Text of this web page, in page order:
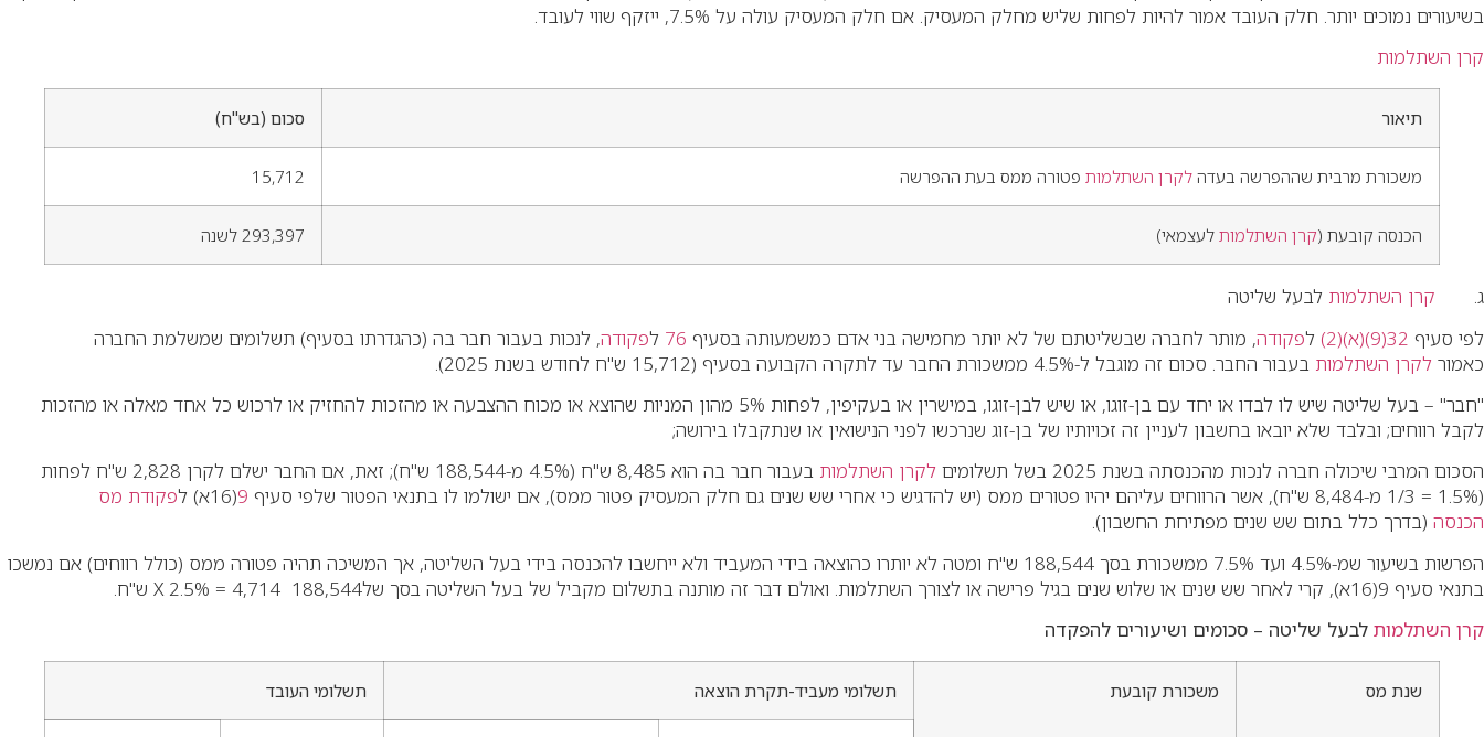
בשיעורים נמוכים יותר. חלק העובד אמור להיות לפחות שליש מחלק המעסיק. אם חלק המעסיק עולה על 7.5%, ייזקף שווי לעובד.
קרן השתלמות
תיאור סכום (בש"ח)
משכורת מרבית שההפרשה בעדה לקרן השתלמות פטורה ממס בעת ההפרשה 15,712
הכנסה קובעת (קרן השתלמות לעצמאי) 293,397 לשנה
ג. קרן השתלמות לבעל שליטה
לפי סעיף 32(9)(א)(2) לפקודה, מותר לחברה שבשליטתם של לא יותר מחמישה בני אדם כמשמעותה בסעיף 76 לפקודה, לנכות בעבור חבר בה (כהגדרתו בסעיף) תשלומים שמשלמת החברה
כאמור לקרן השתלמות בעבור החבר. סכום זה מוגבל ל-4.5% ממשכורת החבר עד לתקרה הקבועה בסעיף (15,712 ש"ח לחודש בשנת 2025).
"חבר" – בעל שליטה שיש לו לבדו או יחד עם בן-זוגו, או שיש לבן-זוגו, במישרין או בעקיפין, לפחות 5% מהון המניות שהוצא או מכוח ההצבעה או מהזכות להחזיק או לרכוש כל אחד מאלה או מהזכות
לקבל רווחים; ובלבד שלא יובאו בחשבון לעניין זה זכויותיו של בן-זוג שנרכשו לפני הנישואין או שנתקבלו בירושה;
הסכום המרבי שיכולה חברה לנכות מהכנסתה בשנת 2025 בשל תשלומים
לקרן השתלמות
בעבור חבר בה הוא 8,485 ש"ח (4.5% מ-188,544 ש"ח); זאת, אם החבר ישלם לקרן 2,828 ש"ח לפחות
(1.5% = 1/3 מ-8,484 ש"ח), אשר הרווחים עליהם יהיו פטורים ממס (יש להדגיש כי אחרי שש שנים גם חלק המעסיק פטור ממס), אם ישולמו לו בתנאי הפטור שלפי סעיף
9(16א) ל
פקודת מס
הכנסה (בדרך כלל בתום שש שנים מפתיחת החשבון).
הפרשות בשיעור שמ-4.5% ועד 7.5% ממשכורת בסך 188,544 ש"ח ומטה לא יותרו כהוצאה בידי המעביד ולא ייחשבו להכנסה בידי בעל השליטה, אך המשיכה תהיה פטורה ממס (כולל רווחים) אם נמשכו
בתנאי סעיף 9(16א), קרי לאחר שש שנים או שלוש שנים בגיל פרישה או לצורך השתלמות. ואולם דבר זה מותנה בתשלום מקביל של בעל השליטה בסך שלX 2.5% = 4,714 188,544 ש"ח.
קרן השתלמות לבעל שליטה – סכומים ושיעורים להפקדה
שנת מס משכורת קובעת תשלומי מעביד-תקרת הוצאה תשלומי העובד